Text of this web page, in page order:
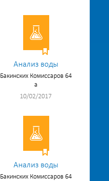
Анализ воды
Бакинских Комиссаров 64
а
10/02/2017
Анализ воды
Бакинских Комиссаров 64